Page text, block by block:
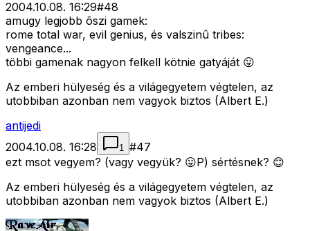
2004.10.08. 16:29#48
amugy legjobb õszi gamek:
rome total war, evil genius, és valszinû tribes:
vengeance...
többi gamenak nagyon felkell kötnie gatyáját 😛
Az emberi hülyeség és a világegyetem végtelen, az
utobbiban azonban nem vagyok biztos (Albert E.)
antijedi
2004.10.08. 16:28
1 #47
ezt msot vegyem? (vagy vegyük? 😛P) sértésnek? 😊
Az emberi hülyeség és a világegyetem végtelen, az
utobbiban azonban nem vagyok biztos (Albert E.)